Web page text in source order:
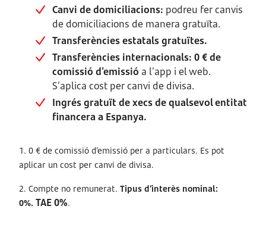
Canvi de domiciliacions: podreu fer canvis
de domiciliacions de manera gratuïta.
Transferències estatals gratuïtes.
Transferències internacionals: 0 € de
comissió d’emissió a l’app i el web.
S’aplica cost per canvi de divisa.
Ingrés gratuït de xecs de qualsevol entitat
financera a Espanya.
1. 0 € de comissió d’emissió per a particulars. Es pot
aplicar un cost per canvi de divisa.
2. Compte no remunerat. Tipus d’interès nominal:
0%. TAE 0%.